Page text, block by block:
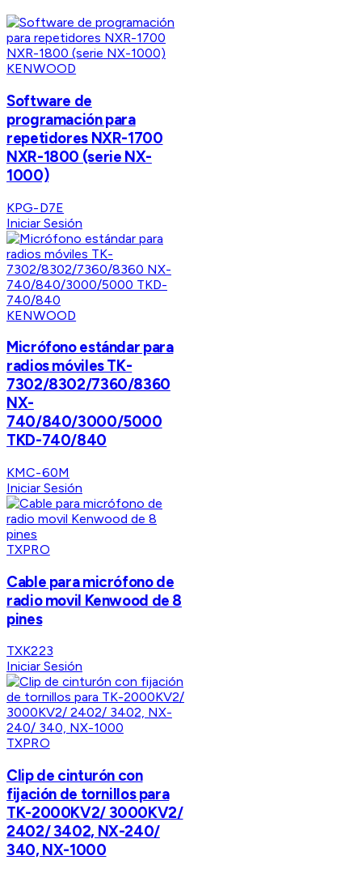
KENWOOD
Software de
programación para
repetidores NXR-1700
NXR-1800 (serie NX-
1000)
KPG-D7E
Iniciar Sesión
KENWOOD
Micrófono estándar para
radios móviles TK-
7302/8302/7360/8360
NX-
740/840/3000/5000
TKD-740/840
KMC-60M
Iniciar Sesión
TXPRO
Cable para micrófono de
radio movil Kenwood de 8
pines
TXK223
Iniciar Sesión
TXPRO
Clip de cinturón con
fijación de tornillos para
TK-2000KV2/ 3000KV2/
2402/ 3402, NX-240/
340, NX-1000